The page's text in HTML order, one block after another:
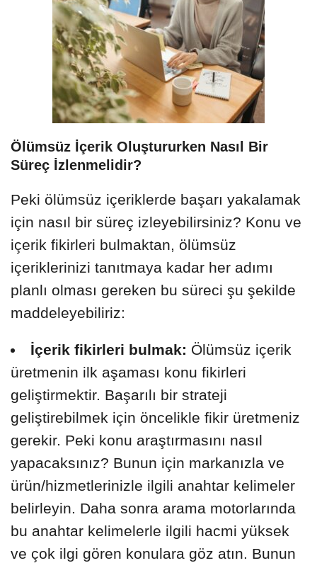
Ölümsüz İçerik Oluştururken Nasıl Bir
Süreç İzlenmelidir?
Peki ölümsüz içeriklerde başarı yakalamak
için nasıl bir süreç izleyebilirsiniz? Konu ve
içerik fikirleri bulmaktan, ölümsüz
içeriklerinizi tanıtmaya kadar her adımı
planlı olması gereken bu süreci şu şekilde
maddeleyebiliriz:
İçerik fikirleri bulmak: Ölümsüz içerik
üretmenin ilk aşaması konu fikirleri
geliştirmektir. Başarılı bir strateji
geliştirebilmek için öncelikle fikir üretmeniz
gerekir. Peki konu araştırmasını nasıl
yapacaksınız? Bunun için markanızla ve
ürün/hizmetlerinizle ilgili anahtar kelimeler
belirleyin. Daha sonra arama motorlarında
bu anahtar kelimelerle ilgili hacmi yüksek
ve çok ilgi gören konulara göz atın. Bunun